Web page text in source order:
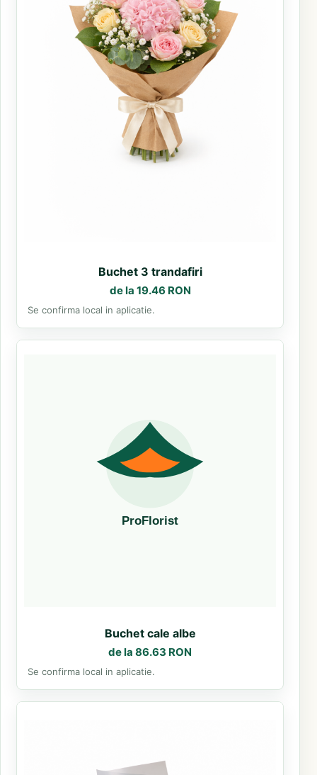
Buchet 3 trandafiri
de la 19.46 RON
Se confirma local in aplicatie.
Buchet cale albe
de la 86.63 RON
Se confirma local in aplicatie.